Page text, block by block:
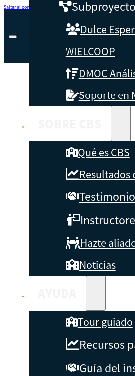
Saltar al contenido principalSaltar al pie de página
Dulce
WIELCOOP
DMOC
Soporte en
Qué es CBS
Resultados
Hazte
Noticias
Tour guiado
Recursos
Guía del